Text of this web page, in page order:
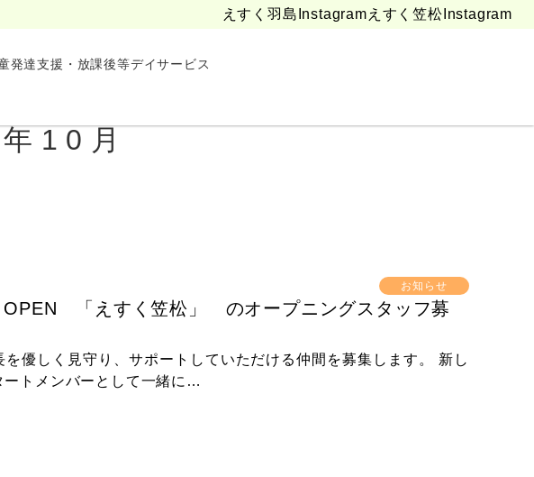
えすく羽島Instagram えすく笠松Instagram
発達支援・放課後等デイサービス
10月
お知らせ
OPEN 「えすく笠松」 のオープニングスタッフ募
を優しく見守り、サポートしていただける仲間を募集します。 新し
ートメンバーとして一緒に…